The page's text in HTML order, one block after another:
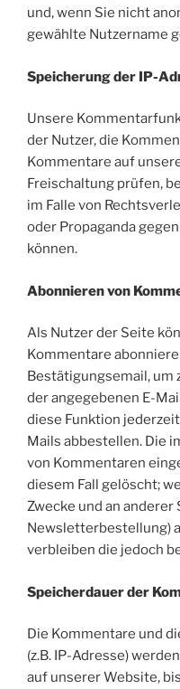
und, wenn Sie nicht
gewählte Nutzername
Speicherung der IP-
Unsere
der Nutzer, die
Kommentare auf
Freischaltung prüfen,
im Falle von
oder Propaganda
können.
Abonnieren von
Als Nutzer der Seite
Kommentare
Bestätigungsemail, um
der angegebenen E-
diese Funktion
Mails abbestellen. Die
von Kommentaren
diesem Fall gelöscht;
Zwecke und an anderer
Newsletterbestellung)
verbleiben die jedoch
Speicherdauer der
Die Kommentare und
(z.B. IP-Adresse)
auf unserer Website,